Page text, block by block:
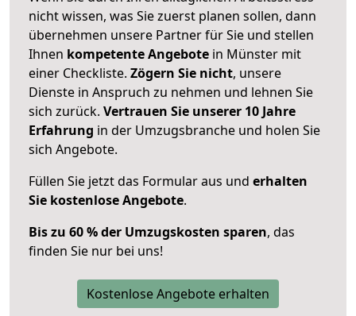
nicht wissen, was Sie zuerst planen sollen, dann
übernehmen unsere Partner für Sie und stellen
Ihnen kompetente Angebote in Münster mit
einer Checkliste. Zögern Sie nicht, unsere
Dienste in Anspruch zu nehmen und lehnen Sie
sich zurück. Vertrauen Sie unserer 10 Jahre
Erfahrung in der Umzugsbranche und holen Sie
sich Angebote.
Füllen Sie jetzt das Formular aus und erhalten
Sie kostenlose Angebote.
Bis zu 60 % der Umzugskosten sparen, das
finden Sie nur bei uns!
Kostenlose Angebote erhalten